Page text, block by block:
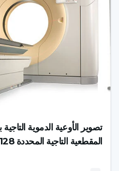
تصوير الأوعية الدموية
المقطعية التاجية المحددة 128 شريحة